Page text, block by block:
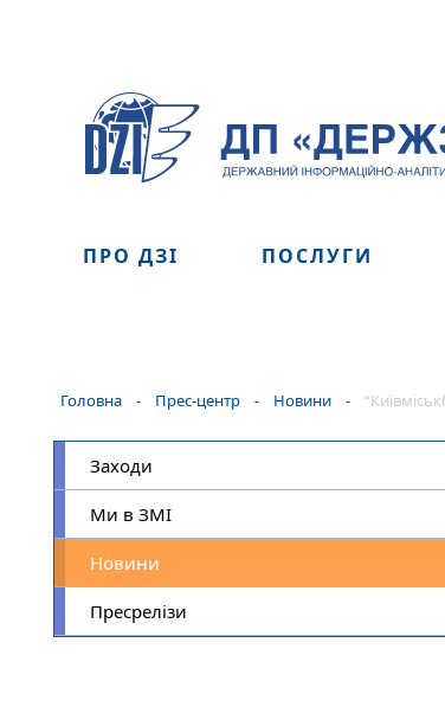
ПРО ДЗІ ПОСЛУГИ
Головна - Прес-центр - Новини -
Заходи
Ми в ЗМІ
Новини
Пресрелізи